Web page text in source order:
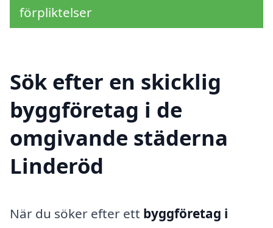
förpliktelser
Sök efter en skicklig
byggföretag i de
omgivande städerna
Linderöd
När du söker efter ett byggföretag i